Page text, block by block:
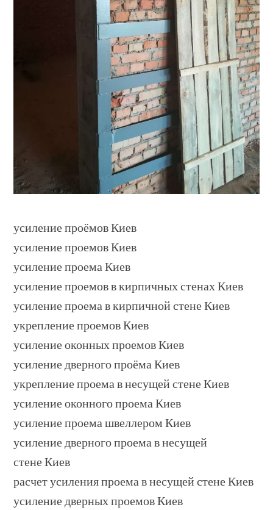
усиление проёмов Киев
усиление проемов Киев
усиление проема Киев
усиление проемов в кирпичных стенах Киев
усиление проема в кирпичной стене Киев
укрепление проемов Киев
усиление оконных проемов Киев
усиление дверного проёма Киев
укрепление проема в несущей стене Киев
усиление оконного проема Киев
усиление проема швеллером Киев
усиление дверного проема в несущей
стене Киев
расчет усиления проема в несущей стене Киев
усиление дверных проемов Киев